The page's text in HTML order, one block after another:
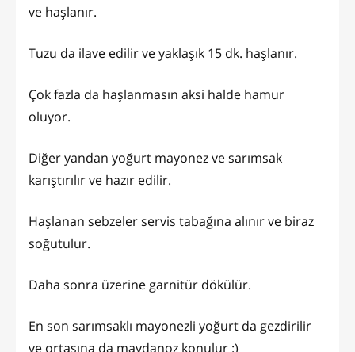
ve haşlanır.
Tuzu da ilave edilir ve yaklaşık 15 dk. haşlanır.
Çok fazla da haşlanmasın aksi halde hamur
oluyor.
Diğer yandan yoğurt mayonez ve sarımsak
karıştırılır ve hazır edilir.
Haşlanan sebzeler servis tabağına alınır ve biraz
soğutulur.
Daha sonra üzerine garnitür dökülür.
En son sarımsaklı mayonezli yoğurt da gezdirilir
ve ortasına da maydanoz konulur :)